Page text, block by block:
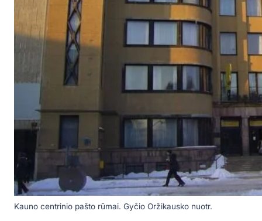
Kauno centrinio pašto rūmai. Gyčio Oržikausko nuotr.